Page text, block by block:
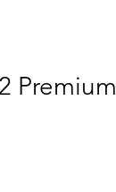
Premium